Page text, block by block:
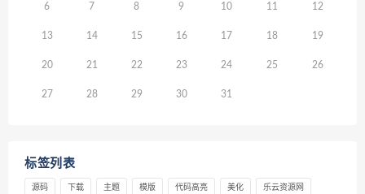
6 7 8 9 10 11 12
13 14 15 16 17 18 19
20 21 22 23 24 25 26
27 28 29 30 31
标签列表
源码 下载 主题 模版 代码高亮 美化 乐云资源网